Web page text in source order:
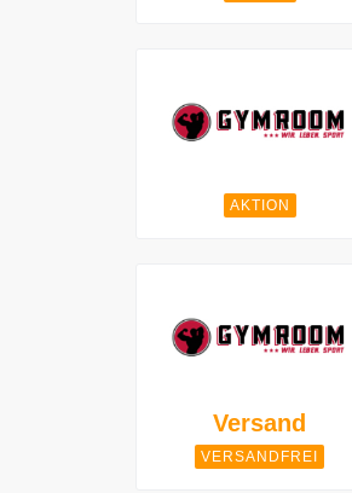
AKTION
Versand
VERSANDFREI